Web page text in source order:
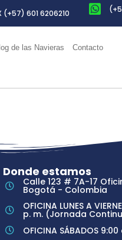
(+57) 601 6206210
de las Navieras Contacto
Donde estamos
Calle 123 # 7A-17
Bogotá - Colombia
OFICINA LUNES A
p. m. (Jornada
OFICINA SÁBADOS